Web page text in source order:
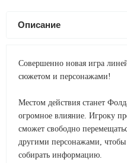
Описание
Совершенно новая игра
сюжетом и персонажами!
Местом действия станет
огромное влияние. Игроку
сможет свободно
другими персонажами,
собирать информацию.